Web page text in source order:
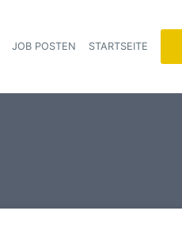
JOB POSTEN STARTSEITE